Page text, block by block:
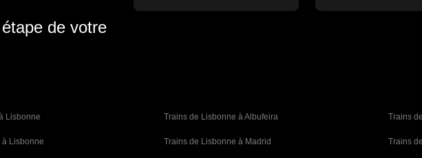
de votre
Lisbonne Trains de Lisbonne à Albufeira Trains
Lisbonne Trains de Lisbonne à Madrid Trains